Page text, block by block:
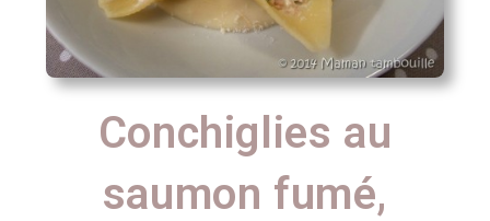
Conchiglies au
saumon fumé,